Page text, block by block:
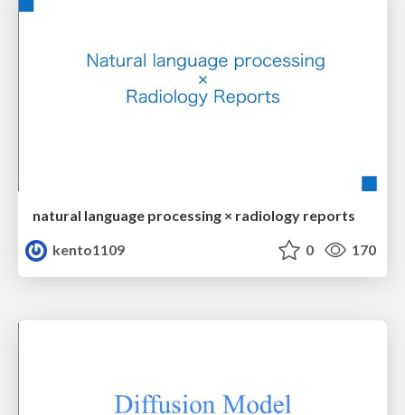
natural language processing × radiology reports
kento1109
0 170